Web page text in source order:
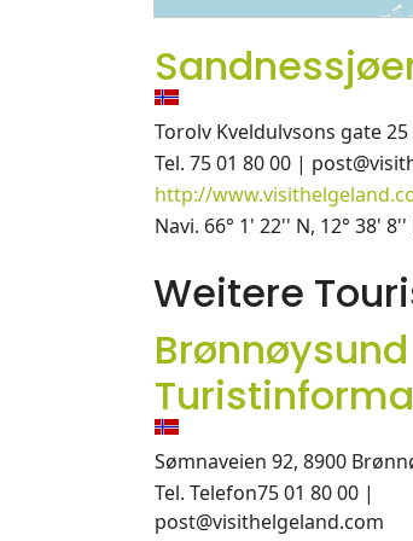
Torolv Kveldulvsons gate
Tel. 75 01 80 00 |
http://
Navi. 66° 1' 22'' N, 12° 38' 8''
Weitere
Brønnøysund
Sømnaveien 92, 8900
Tel. Telefon75 01 80 00 |
post@visithelgeland.com